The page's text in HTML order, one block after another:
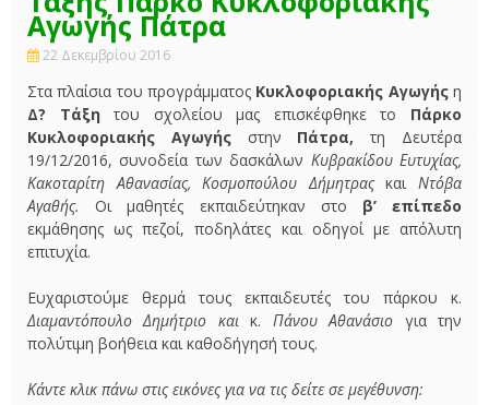
Αγωγής Πάτρα
22 Δεκεμβρίου 2016
Στα πλαίσια του προγράμματος Κυκλοφοριακής Αγωγήςη
Δ? Τάξητου σχολείου μας επισκέφθηκε το Πάρκο
Κυκλοφοριακής Αγωγήςστην Πάτρα,τη Δευτέρα
19/12/2016, συνοδεία των δασκάλων Κυβρακίδου Ευτυχίας,
Κακοταρίτη Αθανασίας, Κοσμοπούλου Δήμητραςκαι Ντόβα
Αγαθής.Οι μαθητές εκπαιδεύτηκαν στο β’ επίπεδο
εκμάθησης ως πεζοί, ποδηλάτες και οδηγοί με απόλυτη
επιτυχία.
Ευχαριστούμε θερμά τους εκπαιδευτές του πάρκου κ.
Διαμαντόπουλο Δημήτριο και κ. Πάνου Αθανάσιο για την
πολύτιμη βοήθεια και καθοδήγησή τους.
Κάντε κλικ πάνω στις εικόνες για να τις δείτε σε μεγέθυνση: